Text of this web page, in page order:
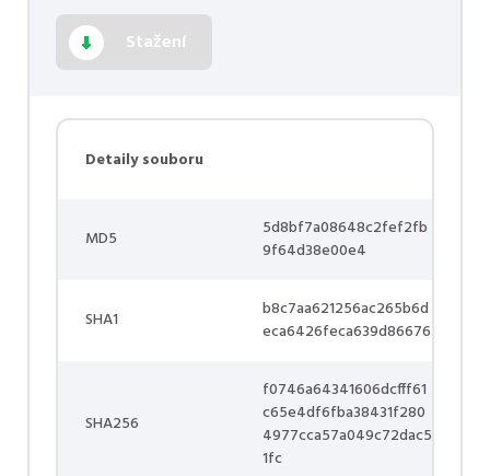
Stažení
Detaily souboru
MD5
5d8bf7a08648c2fef2fb
9f64d38e00e4
SHA1
b8c7aa621256ac265b6d
eca6426feca639d86676
SHA256
f0746a64341606dcfff61
c65e4df6fba38431f280
4977cca57a049c72dac5
1fc